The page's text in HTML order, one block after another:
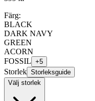
Färg:
BLACK
DARK NAVY
GREEN
ACORN
FOSSIL +5
Storlek Storleksguide
Välj storlek